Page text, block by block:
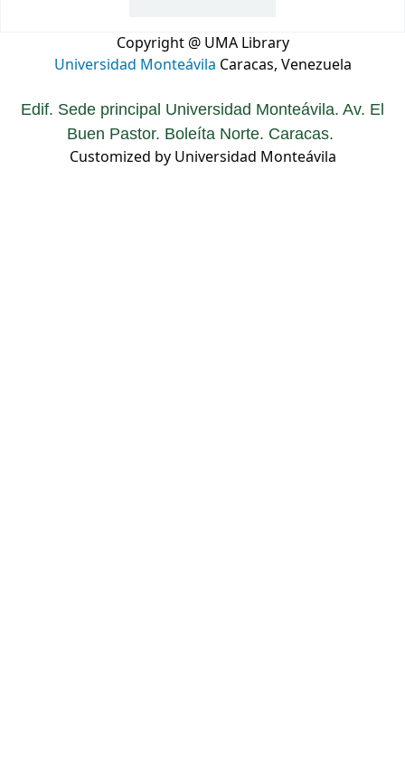
Copyright @ UMA Library
Universidad Monteávila Caracas, Venezuela
Edif. Sede principal Universidad Monteávila. Av. El
Buen Pastor. Boleíta Norte. Caracas.
Customized by Universidad Monteávila